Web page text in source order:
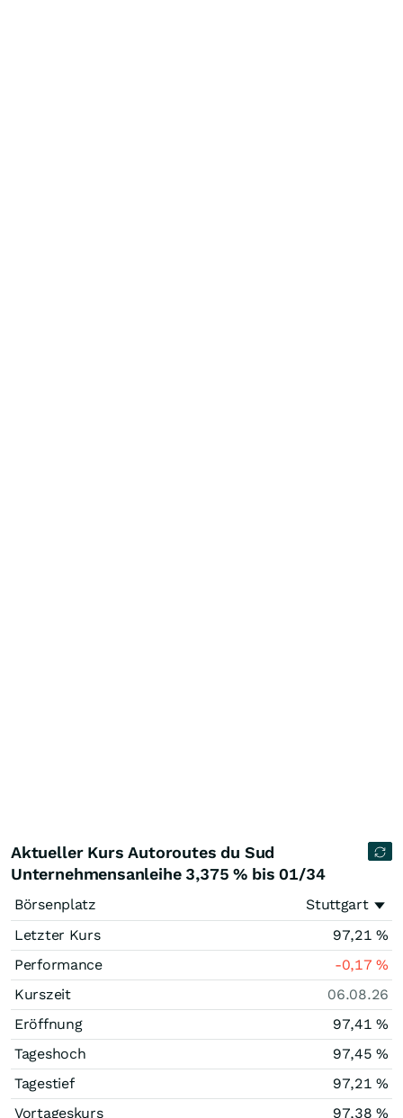
Aktueller Kurs Autoroutes du Sud
Unternehmensanleihe 3,375 % bis 01/34
Börsenplatz
Stuttgart
Letzter Kurs
97,21 %
Performance
-0,17%
Kurszeit
06.08.26
Eröffnung
97,41 %
Tageshoch
97,45 %
Tagestief
97,21 %
Vortageskurs
97,38%